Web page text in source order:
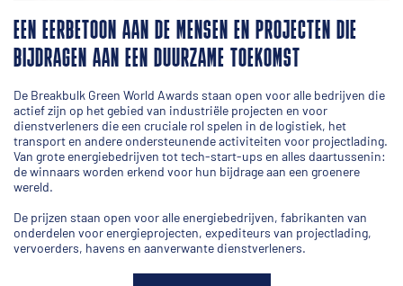
EEN EERBETOON AAN DE MENSEN EN PROJECTEN DIE
BIJDRAGEN AAN EEN DUURZAME TOEKOMST
De Breakbulk Green World Awards staan open voor alle bedrijven die
actief zijn op het gebied van industriële projecten en voor
dienstverleners die een cruciale rol spelen in de logistiek, het
transport en andere ondersteunende activiteiten voor projectlading.
Van grote energiebedrijven tot tech-start-ups en alles daartussenin:
de winnaars worden erkend voor hun bijdrage aan een groenere
wereld.
De prijzen staan open voor alle energiebedrijven, fabrikanten van
onderdelen voor energieprojecten, expediteurs van projectlading,
vervoerders, havens en aanverwante dienstverleners.